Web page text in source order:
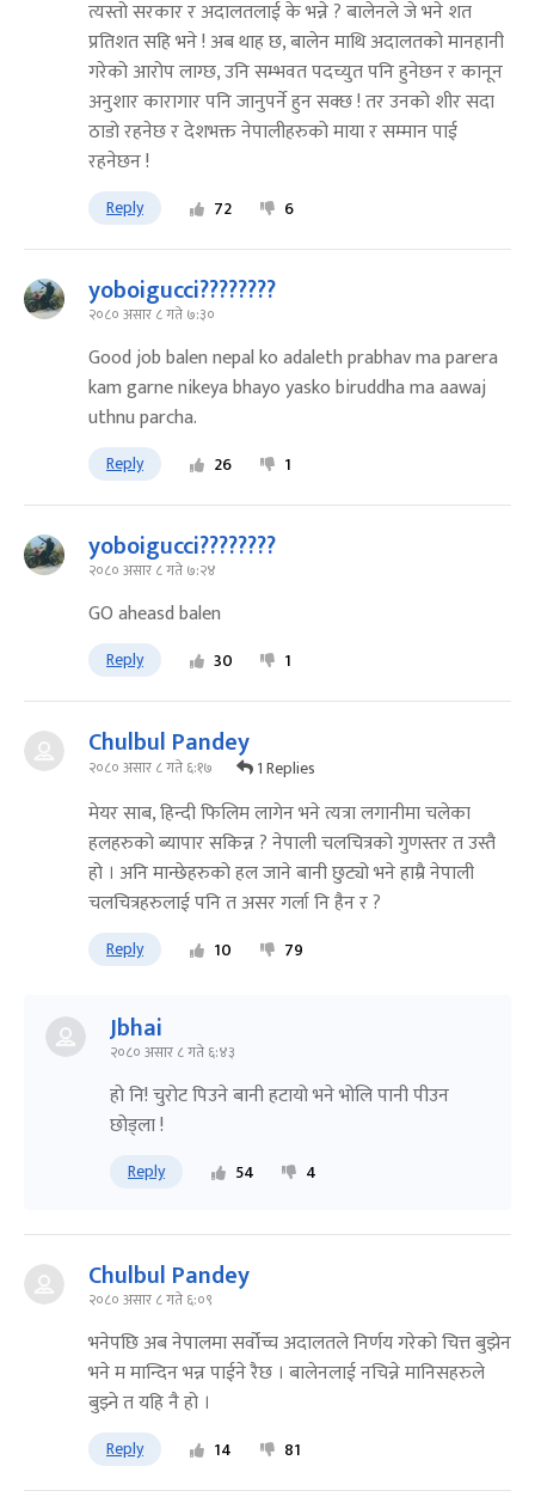
त्यस्तो सरकार र अदालतलाई के भन्ने ? बालेनले जे भने शत
प्रतिशत सहि भने ! अब थाह छ, बालेन माथि अदालतको मानहानी
गरेको आरोप लाग्छ, उनि सम्भवत पदच्युत पनि हुनेछन र कानून
अनुशार कारागार पनि जानुपर्ने हुन सक्छ ! तर उनको शीर सदा
ठाडो रहनेछ र देशभक्त नेपालीहरुको माया र सम्मान पाई
रहनेछन !
Reply 72 6
yoboigucci????????
२०८० असार ८ गते ७:३०
Good job balen nepal ko adaleth prabhav ma parera
kam garne nikeya bhayo yasko biruddha ma aawaj
uthnu parcha.
Reply 26 1
yoboigucci????????
२०८० असार ८ गते ७:२४
GO aheasd balen
Reply 30 1
Chulbul Pandey
२०८० असार ८ गते ६:१७ 1 Replies
मेयर साब, हिन्दी फिलिम लागेन भने त्यत्रा लगानीमा चलेका
हलहरुको ब्यापार सकिन्न ? नेपाली चलचित्रको गुणस्तर त उस्तै
हो । अनि मान्छेहरुको हल जाने बानी छुट्यो भने हाम्रै नेपाली
चलचित्रहरुलाई पनि त असर गर्ला नि हैन र ?
Reply 10 79
Jbhai
२०८० असार ८ गते ६:४३
हो नि! चुरोट पिउने बानी हटायो भने भोलि पानी पीउन
छोड्ला !
Reply 54 4
Chulbul Pandey
२०८० असार ८ गते ६:०९
भनेपछि अब नेपालमा सर्वोच्च अदालतले निर्णय गरेको चित्त बुझेन
भने म मान्दिन भन्न पाईने रैछ । बालेनलाई नचिन्ने मानिसहरुले
बुझ्ने त यहि नै हो ।
Reply 14 81